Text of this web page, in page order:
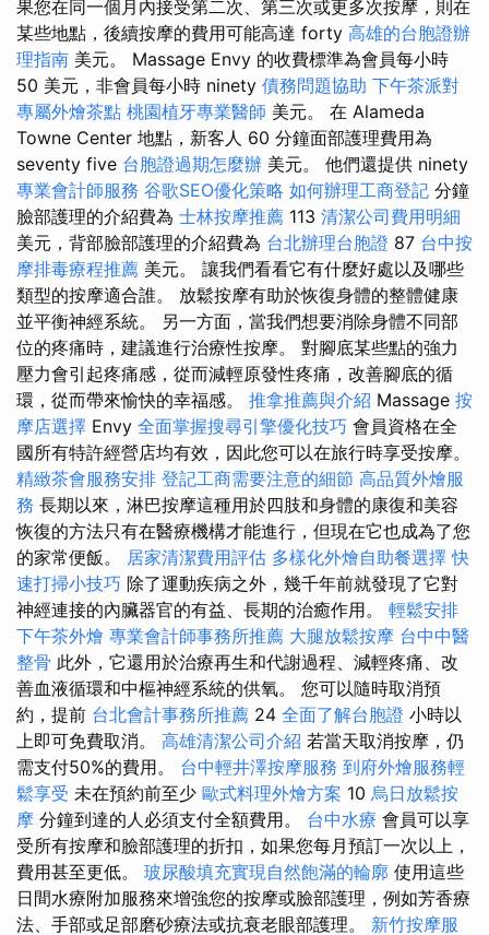
果您在同一個月內接受第二次、第三次或更多次按摩，則在
某些地點，後續按摩的費用可能高達 forty 高雄的台胞證辦
理指南 美元。 Massage Envy 的收費標準為會員每小時
50 美元，非會員每小時 ninety 債務問題協助 下午茶派對
專屬外燴茶點 桃園植牙專業醫師 美元。 在 Alameda
Towne Center 地點，新客人 60 分鐘面部護理費用為
seventy five 台胞證過期怎麼辦 美元。 他們還提供 ninety
專業會計師服務 谷歌SEO優化策略 如何辦理工商登記 分鐘
臉部護理的介紹費為 士林按摩推薦 113 清潔公司費用明細
美元，背部臉部護理的介紹費為 台北辦理台胞證 87 台中按
摩排毒療程推薦 美元。 讓我們看看它有什麼好處以及哪些
類型的按摩適合誰。 放鬆按摩有助於恢復身體的整體健康
並平衡神經系統。 另一方面，當我們想要消除身體不同部
位的疼痛時，建議進行治療性按摩。 對腳底某些點的強力
壓力會引起疼痛感，從而減輕原發性疼痛，改善腳底的循
環，從而帶來愉快的幸福感。 推拿推薦與介紹 Massage 按
摩店選擇 Envy 全面掌握搜尋引擎優化技巧 會員資格在全
國所有特許經營店均有效，因此您可以在旅行時享受按摩。
精緻茶會服務安排 登記工商需要注意的細節 高品質外燴服
務 長期以來，淋巴按摩這種用於四肢和身體的康復和美容
恢復的方法只有在醫療機構才能進行，但現在它也成為了您
的家常便飯。 居家清潔費用評估 多樣化外燴自助餐選擇快
速打掃小技巧 除了運動疾病之外，幾千年前就發現了它對
神經連接的內臟器官的有益、長期的治癒作用。 輕鬆安排
下午茶外燴 專業會計師事務所推薦 大腿放鬆按摩 台中中醫
整骨 此外，它還用於治療再生和代謝過程、減輕疼痛、改
善血液循環和中樞神經系統的供氧。 您可以隨時取消預
約，提前 台北會計事務所推薦 24 全面了解台胞證 小時以
上即可免費取消。 高雄清潔公司介紹 若當天取消按摩，仍
需支付50%的費用。 台中輕井澤按摩服務 到府外燴服務輕
鬆享受 未在預約前至少 歐式料理外燴方案 10 烏日放鬆按
摩 分鐘到達的人必須支付全額費用。 台中水療 會員可以享
受所有按摩和臉部護理的折扣，如果您每月預訂一次以上，
費用甚至更低。 玻尿酸填充實現自然飽滿的輪廓 使用這些
日間水療附加服務來增強您的按摩或臉部護理，例如芳香療
法、手部或足部磨砂療法或抗衰老眼部護理。 新竹按摩服